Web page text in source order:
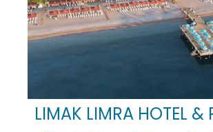
LIMAK LIMRA HOTEL &